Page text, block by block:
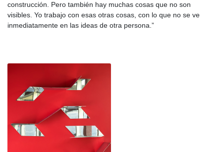
construcción. Pero también hay muchas cosas que no son
visibles. Yo trabajo con esas otras cosas, con lo que no se ve
inmediatamente en las ideas de otra persona.”